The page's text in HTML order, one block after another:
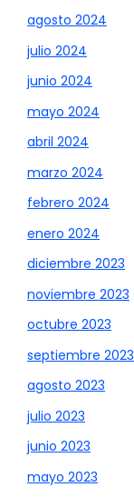
agosto 2024
julio 2024
junio 2024
mayo 2024
abril 2024
marzo 2024
febrero 2024
enero 2024
diciembre 2023
noviembre 2023
octubre 2023
septiembre 2023
agosto 2023
julio 2023
junio 2023
mayo 2023